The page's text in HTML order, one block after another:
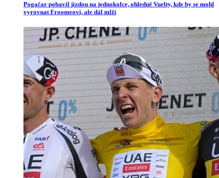
Pogačar pobavil jízdou na jednokolce, ohledně Vuelty, kde by se mohl
vyrovnat Froomeovi, ale dál mlží